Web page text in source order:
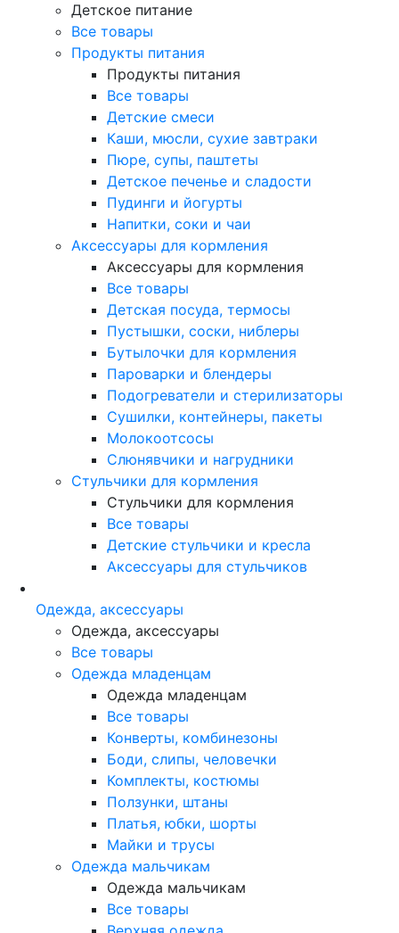
Детское питание
Все товары
Продукты питания
Продукты питания
Все товары
Детские смеси
Каши, мюсли, сухие завтраки
Пюре, супы, паштеты
Детское печенье и сладости
Пудинги и йогурты
Напитки, соки и чаи
Аксессуары для кормления
Аксессуары для кормления
Все товары
Детская посуда, термосы
Пустышки, соски, ниблеры
Бутылочки для кормления
Пароварки и блендеры
Подогреватели и стерилизаторы
Сушилки, контейнеры, пакеты
Молокоотсосы
Слюнявчики и нагрудники
Стульчики для кормления
Стульчики для кормления
Все товары
Детские стульчики и кресла
Аксессуары для стульчиков
Одежда, аксессуары
Одежда, аксессуары
Все товары
Одежда младенцам
Одежда младенцам
Все товары
Конверты, комбинезоны
Боди, слипы, человечки
Комплекты, костюмы
Ползунки, штаны
Платья, юбки, шорты
Майки и трусы
Одежда мальчикам
Одежда мальчикам
Все товары